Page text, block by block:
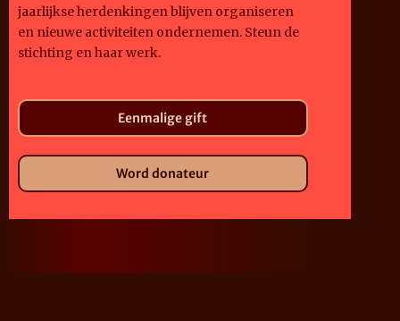
jaarlijkse herdenkingen blijven organiseren
en nieuwe activiteiten ondernemen. Steun de
stichting en haar werk.
Eenmalige gift
Word donateur